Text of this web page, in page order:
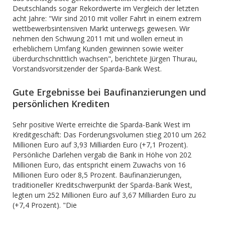
Deutschlands sogar Rekordwerte im Vergleich der letzten
acht Jahre: "Wir sind 2010 mit voller Fahrt in einem extrem
wettbewerbsintensiven Markt unterwegs gewesen. Wir
nehmen den Schwung 2011 mit und wollen erneut in
erheblichem Umfang Kunden gewinnen sowie weiter
überdurchschnittlich wachsen", berichtete Jürgen Thurau,
Vorstandsvorsitzender der Sparda-Bank West.
Gute Ergebnisse bei Baufinanzierungen und
persönlichen Krediten
Sehr positive Werte erreichte die Sparda-Bank West im
Kreditgeschäft: Das Forderungsvolumen stieg 2010 um 262
Millionen Euro auf 3,93 Milliarden Euro (+7,1 Prozent).
Persönliche Darlehen vergab die Bank in Höhe von 202
Millionen Euro, das entspricht einem Zuwachs von 16
Millionen Euro oder 8,5 Prozent. Baufinanzierungen,
traditioneller Kreditschwerpunkt der Sparda-Bank West,
legten um 252 Millionen Euro auf 3,67 Milliarden Euro zu
(+7,4 Prozent). "Die